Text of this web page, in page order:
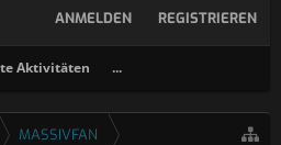
Aktivitäten ...
ANMELDEN REGISTRIEREN
MASSIVFAN